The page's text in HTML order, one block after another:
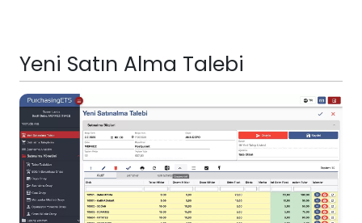
Yeni Satın Alma Talebi